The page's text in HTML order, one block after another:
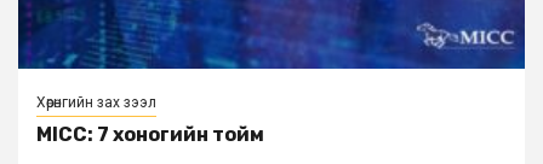
Хөрөнгийн зах зээл
MICC: 7 хоногийн тойм